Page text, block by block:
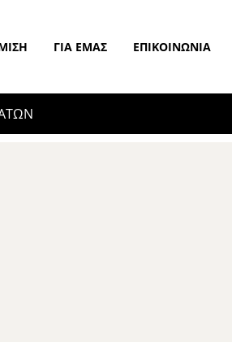
ΓΙΑ ΕΜΆΣ ΕΠΙΚΟΙΝΩΝΊΑ